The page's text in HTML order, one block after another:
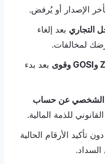
الإصدار أو يُرفض.
التجاري بعد إلغاء
لمخالفات.
بعد بدء
الشخصي عن حساب
للذمة المالية.
دون تأكيد الأرقام الحالية
السداد.